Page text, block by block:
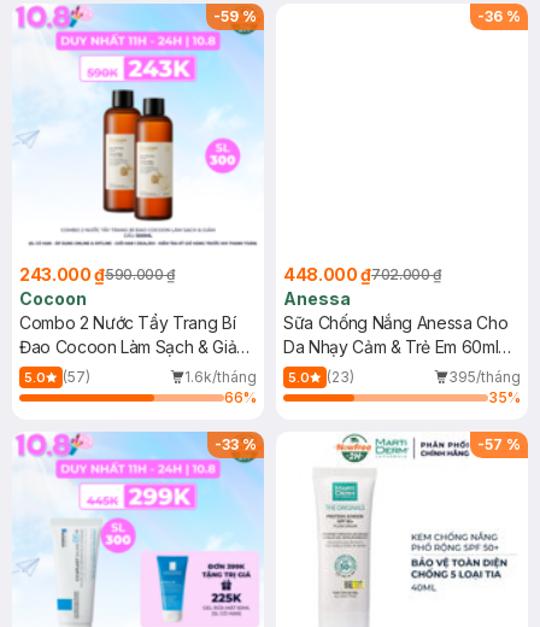
-59%
243.000 ₫590.000 ₫
Cocoon
Combo 2 Nước Tẩy Trang Bí
Đao Cocoon Làm Sạch & Giảm
Dầu 500ml
5.0 (57)
1.6k/tháng
66%
-36 %
448.000 ₫702.000 ₫
Anessa
Sữa Chống Nắng Anessa Cho
Da Nhạy Cảm & Trẻ Em 60ml
(Mới)
5.0 (23)
395/tháng
35%
-33% -57 %